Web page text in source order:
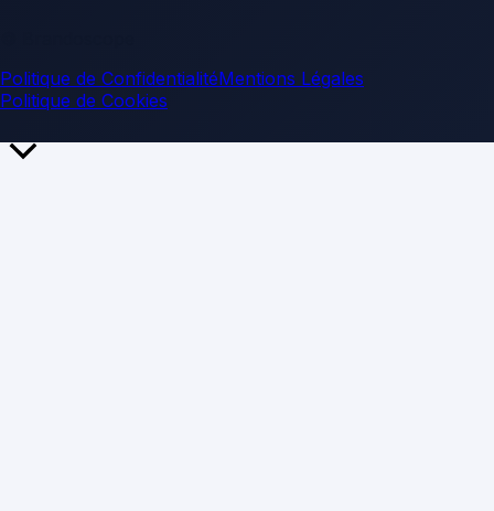
Politique de ConfidentialitéMentions Légales
Politique de Cookies